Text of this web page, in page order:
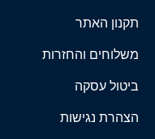
תקנון האתר
משלוחים והחזרות
ביטול עסקה
הצהרת נגישות